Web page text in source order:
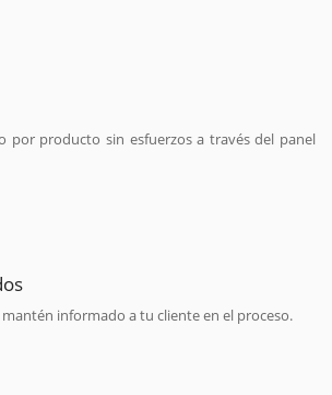
por producto sin esfuerzos a través del panel
informado a tu cliente en el proceso.